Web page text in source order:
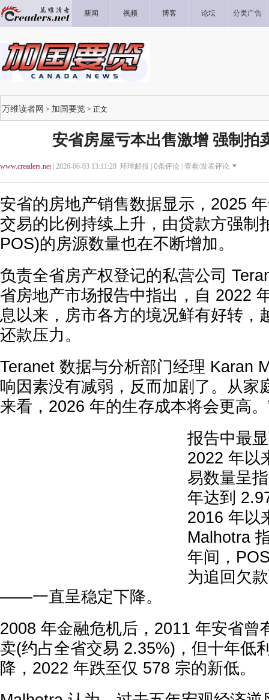
新闻 视频 博客 论坛 分类广告
万维读者网 > 加国要览 > 正文
安省房屋亏本出售激增 强制拍
www.creaders.net| 2026-06-03 13:11:28 环球邮报 | 0条评论 | 查看/发表评论
安省的房地产销售数据显示，2025
交易的比例持续上升，由贷款方强制
POS)的房源数量也在不断增加。
负责全省房产权登记的私营公司
省房地产市场报告中指出，自 2022
息以来，房市各方的境况鲜有好转，
还款压力。
Teranet 数据与分析部门经理 Karan
响因素没有减弱，反而加剧了。从家
来看，2026 年的生存成本将会更高。
报告中最
2022 年以
易数量呈
年达到
2016 年以
Malhotra
年间，
为追回欠
——一直呈稳定下降。
2008 年金融危机后，2011 年安省曾
卖(约占全省交易 2.35%)，但十年低
降，2022 年跌至仅 578 宗的新低。